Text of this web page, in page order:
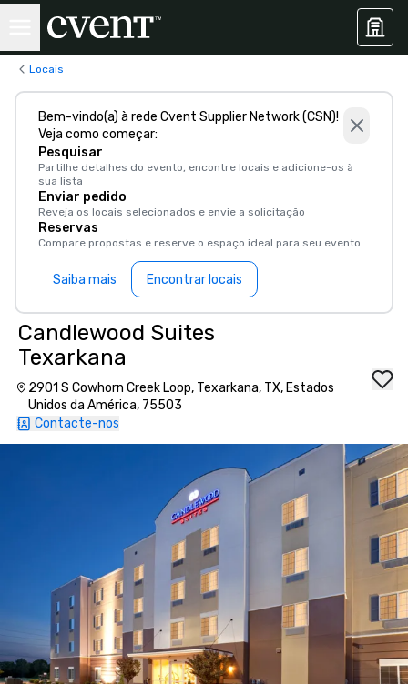
Locais
Bem-vindo(a) à rede Cvent Supplier Network (CSN)!
Veja como começar:
Pesquisar
Partilhe detalhes do evento, encontre locais e adicione-os à
sua lista
Enviar pedido
Reveja os locais selecionados e envie a solicitação
Reservas
Compare propostas e reserve o espaço ideal para seu evento
Saiba mais Encontrar locais
Candlewood Suites
Texarkana
2901 S Cowhorn Creek Loop, Texarkana, TX, Estados
Unidos da América, 75503
Contacte-nos